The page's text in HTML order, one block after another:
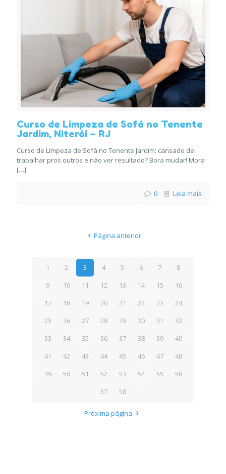
Curso de Limpeza de Sofá no Tenente
Jardim, Niterói – RJ
Curso de Limpeza de Sofá no Tenente Jardim: cansado de
trabalhar pros outros e não ver resultado? Bora mudar! Mora
[…]
0 Leia mais
Página anterior
1 2 3 4 5 6 7
8
9
10 11 12 13 14 15
16
17
18 19 20 21 22 23
24
25
26 27 28 29 30 31
32
33
34 35 36 37 38 39
40
41
42 43 44 45 46 47
48
49
50 51 52 53 54 55
56
57
58
Próxima página